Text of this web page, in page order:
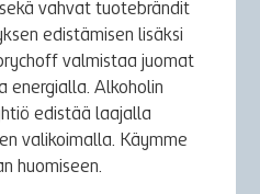
vahvat tuotebrändit
edistämisen lisäksi
valmistaa juomat
energialla. Alkoholin
edistää laajalla
valikoimalla. Käymme
huomiseen.